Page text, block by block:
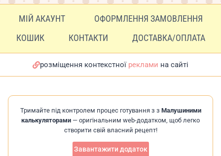
МІЙ АКАУНТ
ОФОРМЛЕННЯ ЗАМОВЛЕННЯ
КОШИК
КОНТАКТИ ДОСТАВКА/ОПЛАТА
розміщення контекстної реклами на сайті
Тримайте під контролем процес готування з з Малушиними
калькуляторами — оригінальним web-додатком, щоб легко
створити свій власний рецепт!
Завантажити додаток